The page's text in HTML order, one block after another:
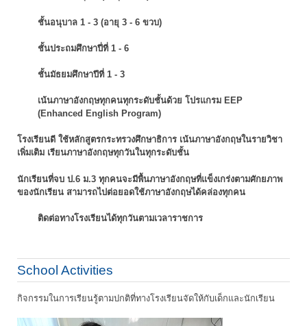
ชั้นอนุบาล 1 - 3 (อายุ 3 - 6 ขวบ)
ชั้นประถมศึกษาปี่ที่ 1 - 6
ชั้นมัธยมศึกษาปีที่ 1 - 3
เน้นภาษาอังกฤษทุกคนทุกระดับชั้นด้วย โปรแกรม EEP
(Enhanced English Program)
โรงเรียนดี ใช้หลักสูตรกระทรวงศึกษาธิการ เน้นภาษาอังกฤษในรายวิชา
เพิ่มเติม เรียนภาษาอังกฤษทุกวันในทุกระดับชั้น
นักเรียนที่จบ ป.6 ม.3 ทุกคนจะมีพื้นภาษาอังกฤษที่แข็งเกร่งตามศักยภาพ
ของนักเรียน สามารถไปต่อยอดใช้ภาษาอังกฤษได้คล่องทุกคน
ติดต่อทางโรงเรียนได้ทุกวันตามเวลาราชการ
School Activities
กิจกรรมในการเรียนรู้ตามปกติที่ทางโรงเรียนจัดให้กับเด็กและนักเรียน